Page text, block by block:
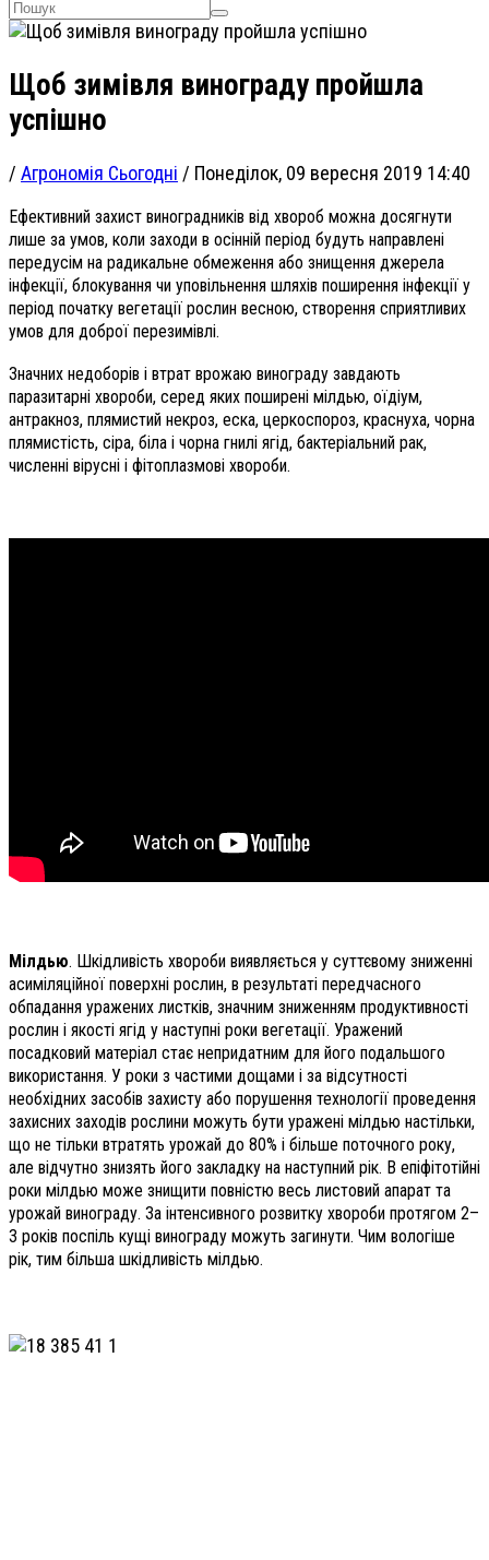
Щоб зимівля винограду пройшла
успішно
/ Агрономія Сьогодні / Понеділок, 09 вересня 2019 14:40
Ефективний захист виноградників від хвороб можна досягнути
лише за умов, коли заходи в осінній період будуть направлені
передусім на радикальне обмеження або знищення джерела
інфекції, блокування чи уповільнення шляхів поширення інфекції у
період початку вегетації рослин весною, створення сприятливих
умов для доброї перезимівлі.
Значних недоборів і втрат врожаю винограду завдають
паразитарні хвороби, серед яких поширені мілдью, оїдіум,
антракноз, плямистий некроз, еска, церкоспороз, краснуха, чорна
плямистість, сіра, біла і чорна гнилі ягід, бактеріальний рак,
численні вірусні і фітоплазмові хвороби.
Мілдью. Шкідливість хвороби виявляється у суттєвому зниженні
асиміляційної поверхні рослин, в результаті передчасного
обпадання уражених листків, значним зниженням продуктивності
рослин і якості ягід у наступні роки вегетації. Уражений
посадковий матеріал стає непридатним для його подальшого
використання. У роки з частими дощами і за відсутності
необхідних засобів захисту або порушення технології проведення
захисних заходів рослини можуть бути уражені мілдью настільки,
що не тільки втратять урожай до 80% і більше поточного року,
але відчутно знизять його закладку на наступний рік. В епіфітотійні
роки мілдью може знищити повністю весь листовий апарат та
урожай винограду. За інтенсивного розвитку хвороби протягом 2–
3 років поспіль кущі винограду можуть загинути. Чим вологіше
рік, тим більша шкідливість мілдью.